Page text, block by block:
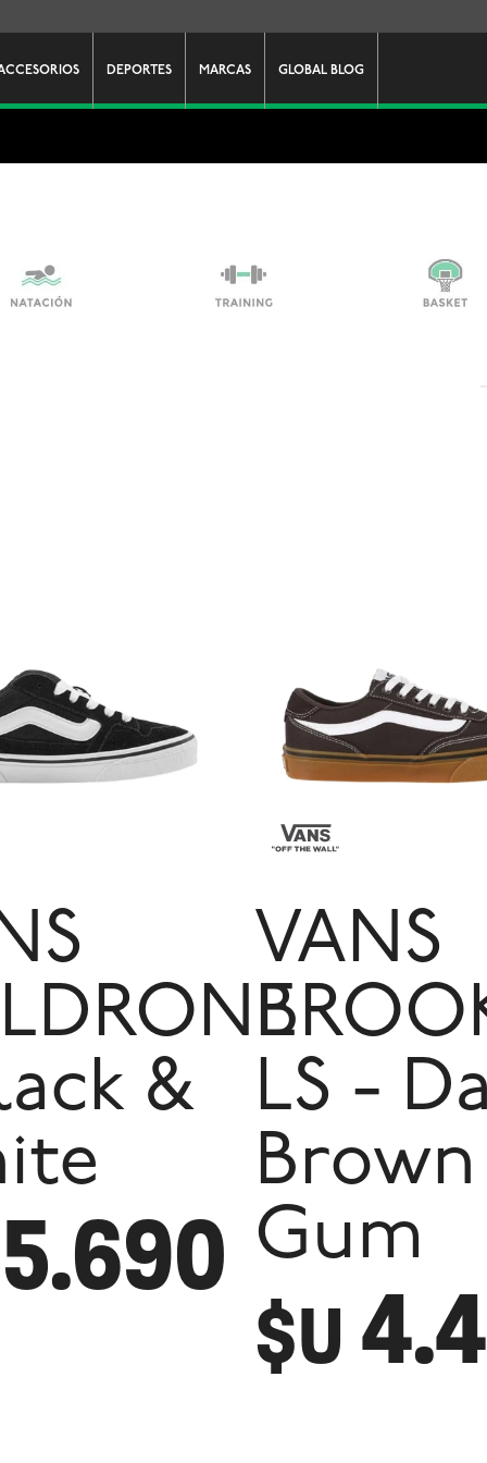
DEPORTES MARCAS GLOBAL BLOG
&
5.690
VANS
LS -
Gum
$U